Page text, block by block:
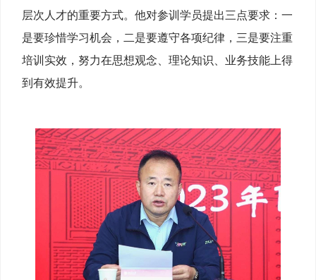
层次人才的重要方式。他对参训学员提出三点要求：一
是要珍惜学习机会，二是要遵守各项纪律，三是要注重
培训实效，努力在思想观念、理论知识、业务技能上得
到有效提升。